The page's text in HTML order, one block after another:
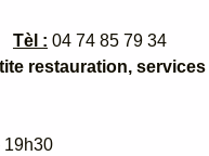
Tèl : 04 74 85 79 34
restauration,
19h30